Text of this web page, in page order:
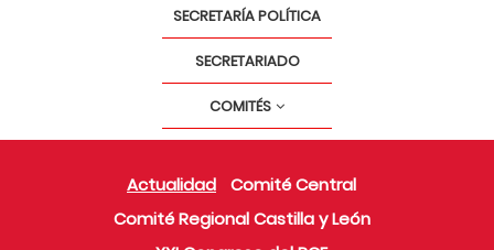
SECRETARÍA POLÍTICA
SECRETARIADO
COMITÉS
Actualidad
Comité Central
Comité Regional Castilla y León